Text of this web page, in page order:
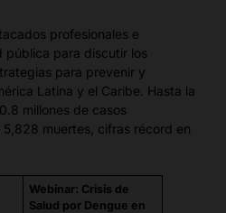
profesionales e
pública para discutir los
para prevenir y
Latina y el Caribe. Hasta la
millones de casos
muertes, cifras récord en
Webinar: Crisis de
Salud por Dengue en